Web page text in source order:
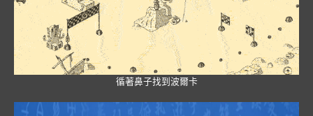
循著鼻子找到波爾卡